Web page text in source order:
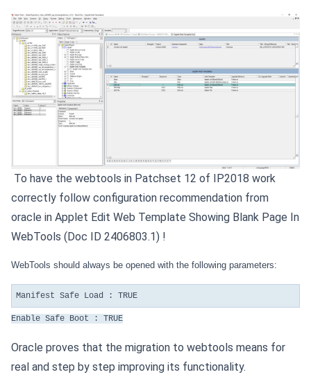
To have the webtools in Patchset 12 of IP2018 work
correctly follow configuration recommendation from
oracle in Applet Edit Web Template Showing Blank Page In
WebTools (Doc ID 2406803.1) !
WebTools should always be opened with the following parameters:
Manifest Safe Load : TRUE
Enable Safe Boot : TRUE
Oracle proves that the migration to webtools means for
real and step by step improving its functionality.